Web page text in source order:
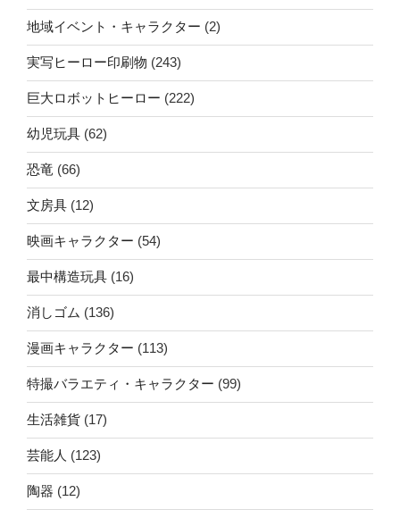
地域イベント・キャラクター (2)
実写ヒーロー印刷物 (243)
巨大ロボットヒーロー (222)
幼児玩具 (62)
恐竜 (66)
文房具 (12)
映画キャラクター (54)
最中構造玩具 (16)
消しゴム (136)
漫画キャラクター (113)
特撮バラエティ・キャラクター (99)
生活雑貨 (17)
芸能人 (123)
陶器 (12)